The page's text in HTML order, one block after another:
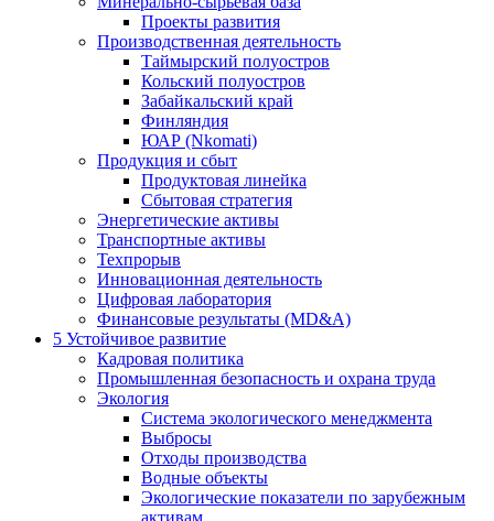
Проекты развития
Производственная деятельность
Таймырский полуостров
Кольский полуостров
Забайкальский край
Финляндия
ЮАР (Nkomati)
Продукция и сбыт
Продуктовая линейка
Сбытовая стратегия
Энергетические активы
Транспортные активы
Техпрорыв
Инновационная деятельность
Цифровая лаборатория
Финансовые результаты (MD&A)
5 Устойчивое развитие
Кадровая политика
Промышленная безопасность и охрана труда
Экология
Система экологического менеджмента
Выбросы
Отходы производства
Водные объекты
Экологические показатели по зарубежным
активам